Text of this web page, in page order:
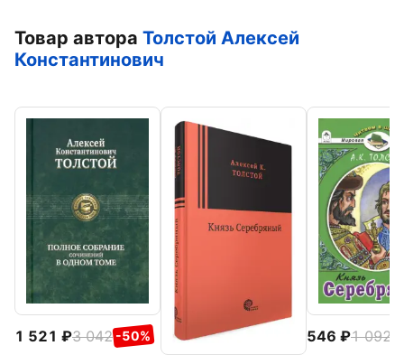
Товар автора Толстой Алексей
Константинович
1 521 3 042 -50% 546 1 092